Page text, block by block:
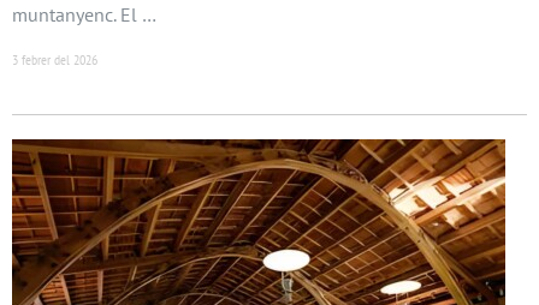
muntanyenc. El …
3 febrer del 2026